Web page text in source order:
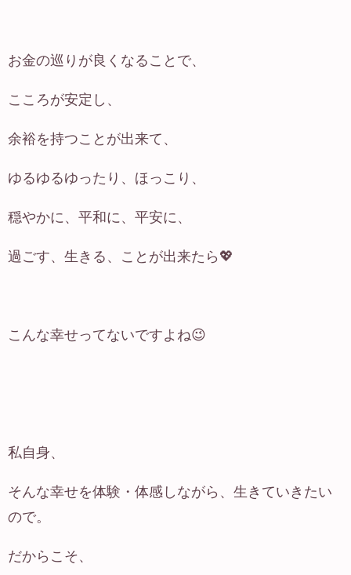
お金の巡りが良くなることで、
こころが安定し、
余裕を持つことが出来て、
ゆるゆるゆったり、ほっこり、
穏やかに、平和に、平安に、
過ごす、生きる、ことが出来たら💖
こんな幸せってないですよね😉
私自身、
そんな幸せを体験・体感しながら、生きていきたい
ので。
だからこそ、